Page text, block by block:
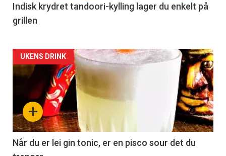
Indisk krydret tandoori-kylling lager du enkelt på
grillen
Forsiden
akkurat
nå
-
2
+
UKENS DRINK
Når du er lei gin tonic, er en pisco sour det du